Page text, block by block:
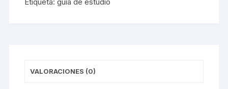
VALORACIONES (0)